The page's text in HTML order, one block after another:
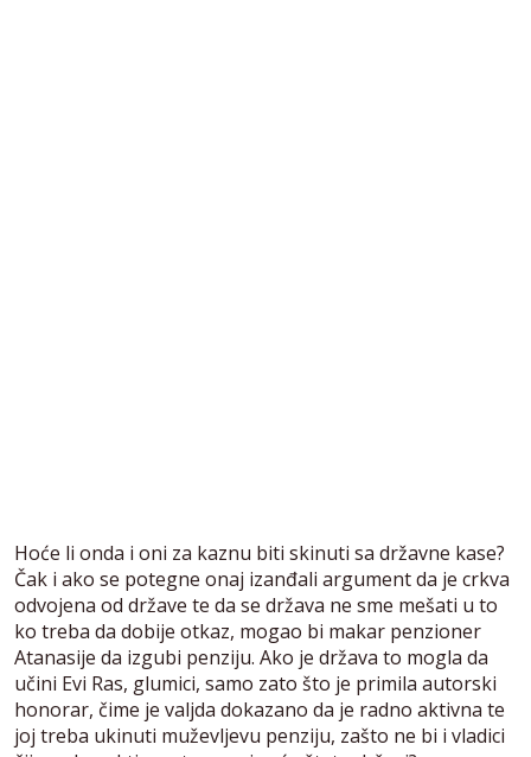
Hoće li onda i oni za kaznu biti skinuti sa državne kase?
Čak i ako se potegne onaj izanđali argument da je crkva
odvojena od države te da se država ne sme mešati u to
ko treba da dobije otkaz, mogao bi makar penzioner
Atanasije da izgubi penziju. Ako je država to mogla da
učini Evi Ras, glumici, samo zato što je primila autorski
honorar, čime je valjda dokazano da je radno aktivna te
joj treba ukinuti muževljevu penziju, zašto ne bi i vladici